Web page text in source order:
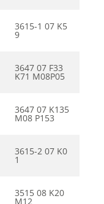
3615-1 07 K5
9
3647 07 F33
K71 M08P05
3647 07 K135
M08 P153
3615-2 07 K0
1
3515 08 K20
M12